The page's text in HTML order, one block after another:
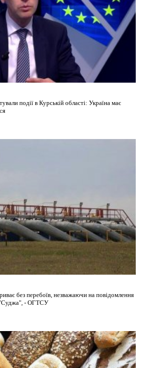
події в Курській області: Україна має
без перебоїв, незважаючи на повідомлення
"Суджа", - ОГТСУ